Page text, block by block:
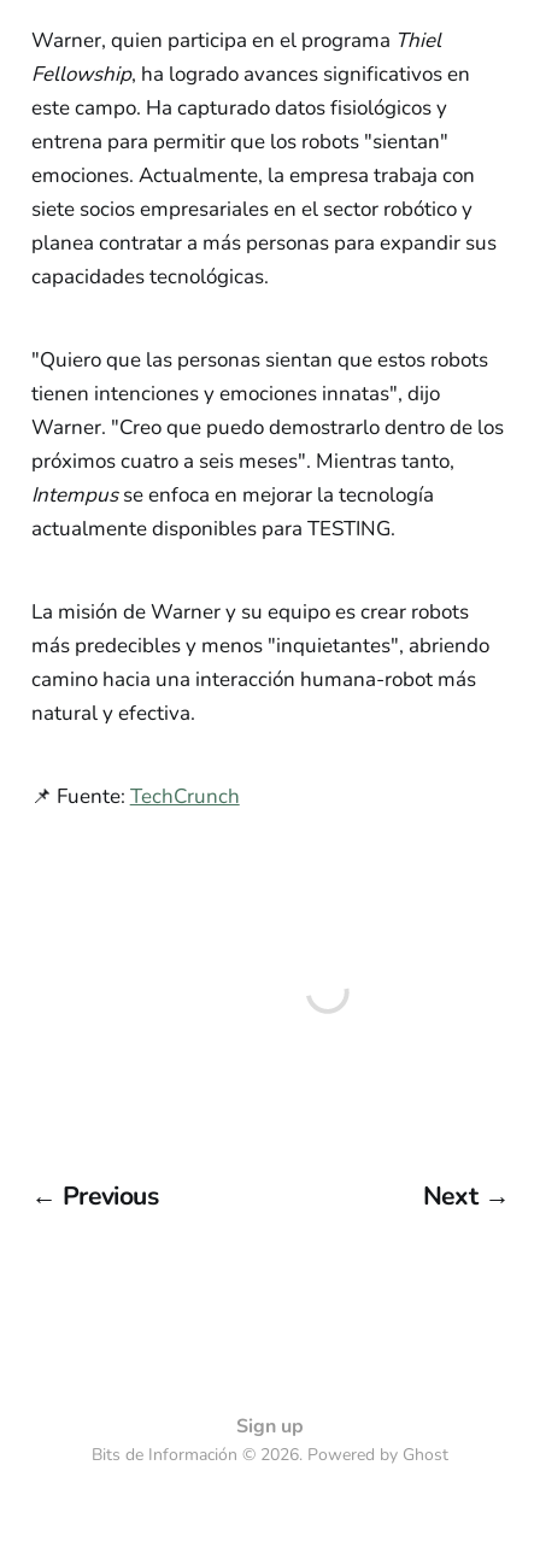
Warner, quien participa en el programa Thiel
Fellowship, ha logrado avances significativos en
este campo. Ha capturado datos fisiológicos y
entrena para permitir que los robots "sientan"
emociones. Actualmente, la empresa trabaja con
siete socios empresariales en el sector robótico y
planea contratar a más personas para expandir sus
capacidades tecnológicas.
"Quiero que las personas sientan que estos robots
tienen intenciones y emociones innatas", dijo
Warner. "Creo que puedo demostrarlo dentro de los
próximos cuatro a seis meses". Mientras tanto,
Intempusse enfoca en mejorar la tecnología
actualmente disponibles para TESTING.
La misión de Warner y su equipo es crear robots
más predecibles y menos "inquietantes", abriendo
camino hacia una interacción humana-robot más
natural y efectiva.
📌 Fuente: TechCrunch
← Previous Next →
Sign up
Bits de Información © 2026. Powered by Ghost